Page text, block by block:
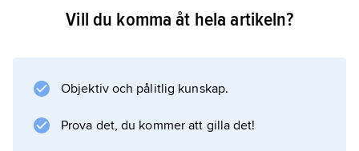
rəpi:ənfiʹzikl səsa iʹəti],EPS,det
Sekretariat ligger i Mulhouse, Frankrike.
Samfundet har som huvudsaklig uppgift att
stimulera till samarbete mellan Europas
Vill du komma åt hela artikeln?
Objektiv och pålitlig kunskap.
Prova det, du kommer att gilla det!